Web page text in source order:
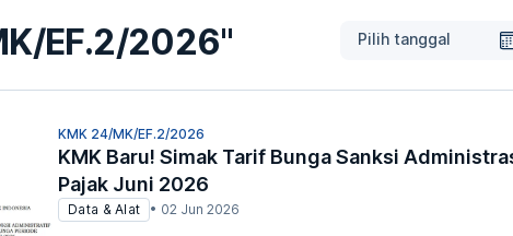
EF.2/2026" Pilih tanggal
KMK 24/MK/EF.2/2026
KMK Baru! Simak Tarif Bunga Sanksi
Pajak Juni 2026
Data & Alat • 02 Jun 2026